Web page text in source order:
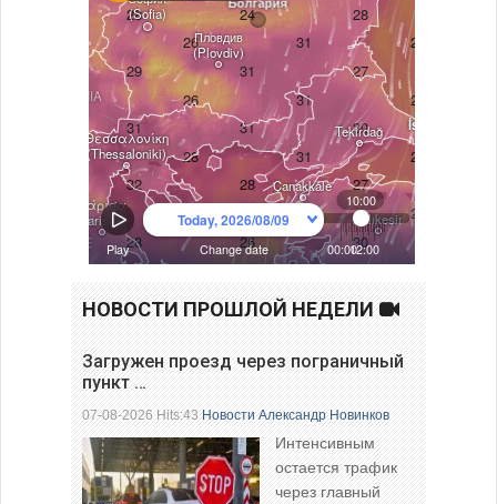
НОВОСТИ ПРОШЛОЙ НЕДЕЛИ
Загружен проезд через пограничный
пункт …
07-08-2026 Hits:43Новости Александр Новинков
Интенсивным
остается трафик
через главный